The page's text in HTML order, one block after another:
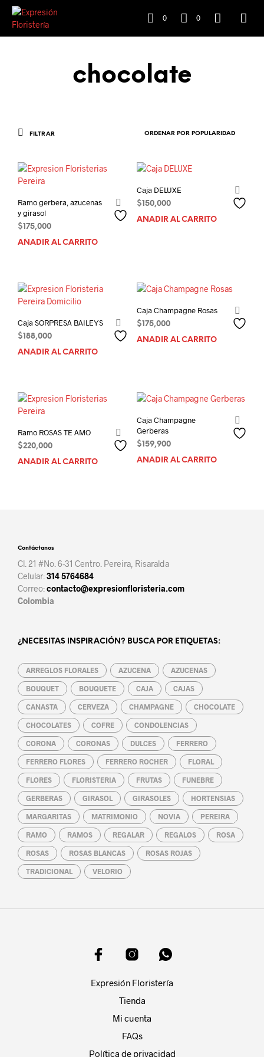
0 0
chocolate
FILTRAR
Ramo gerbera, azucenas
y girasol
$175,000
AÑADIR AL CARRITO
Caja DELUXE
$150,000
AÑADIR AL CARRITO
Caja SORPRESA BAILEYS
$188,000
AÑADIR AL CARRITO
Caja Champagne Rosas
$175,000
AÑADIR AL CARRITO
Ramo ROSAS TE AMO
$220,000
AÑADIR AL CARRITO
Caja Champagne
Gerberas
$159,900
AÑADIR AL CARRITO
Contáctanos
Cl. 21 #No. 6-31 Centro. Pereira, Risaralda
Celular:314 5764684
Correo:contacto@expresionfloristeria.com
Colombia
¿NECESITAS INSPIRACIÓN? BUSCA POR ETIQUETAS:
ARREGLOS FLORALES AZUCENA AZUCENAS
BOUQUET BOUQUETE CAJA CAJAS
CANASTA CERVEZA CHAMPAGNE CHOCOLATE
CHOCOLATES COFRE CONDOLENCIAS
CORONA CORONAS DULCES FERRERO
FERRERO FLORES FERRERO ROCHER FLORAL
FLORES FLORISTERIA FRUTAS FUNEBRE
GERBERAS GIRASOL GIRASOLES HORTENSIAS
MARGARITAS MATRIMONIO NOVIA PEREIRA
RAMO RAMOS REGALAR REGALOS ROSA
ROSAS ROSAS BLANCAS ROSAS ROJAS
TRADICIONAL VELORIO
Expresión Floristería
Tienda
Mi cuenta
FAQs
Política de privacidad